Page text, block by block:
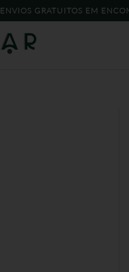
ENVIOS GRATUITOS EM